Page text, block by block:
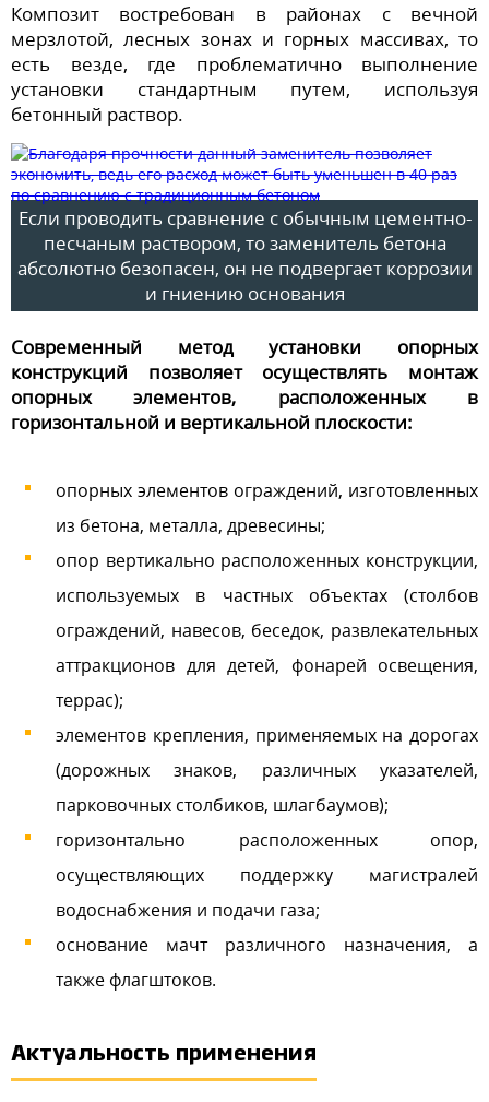
Композит востребован в районах с вечной
мерзлотой, лесных зонах и горных массивах, то
есть везде, где проблематично выполнение
установки стандартным путем, используя
бетонный раствор.
Если проводить сравнение с обычным цементно-
песчаным раствором, то заменитель бетона
абсолютно безопасен, он не подвергает коррозии
и гниению основания
Современный метод установки опорных
конструкций позволяет осуществлять монтаж
опорных элементов, расположенных в
горизонтальной и вертикальной плоскости:
опорных элементов ограждений, изготовленных
из бетона, металла, древесины;
опор вертикально расположенных конструкции,
используемых в частных объектах (столбов
ограждений, навесов, беседок, развлекательных
аттракционов для детей, фонарей освещения,
террас);
элементов крепления, применяемых на дорогах
(дорожных знаков, различных указателей,
парковочных столбиков, шлагбаумов);
горизонтально расположенных опор,
осуществляющих поддержку магистралей
водоснабжения и подачи газа;
основание мачт различного назначения, а
также флагштоков.
Актуальность применения